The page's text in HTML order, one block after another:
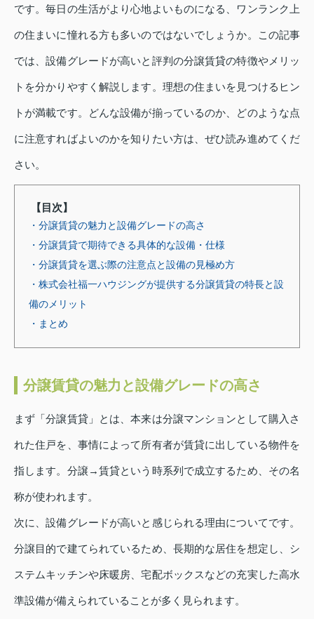
です。毎日の生活がより心地よいものになる、ワンランク上
の住まいに憧れる方も多いのではないでしょうか。この記事
では、設備グレードが高いと評判の分譲賃貸の特徴やメリッ
トを分かりやすく解説します。理想の住まいを見つけるヒン
トが満載です。どんな設備が揃っているのか、どのような点
に注意すればよいのかを知りたい方は、ぜひ読み進めてくだ
さい。
【目次】
・分譲賃貸の魅力と設備グレードの高さ
・分譲賃貸で期待できる具体的な設備・仕様
・分譲賃貸を選ぶ際の注意点と設備の見極め方
・株式会社福一ハウジングが提供する分譲賃貸の特長と設
備のメリット
・まとめ
分譲賃貸の魅力と設備グレードの高さ
まず「分譲賃貸」とは、本来は分譲マンションとして購入さ
れた住戸を、事情によって所有者が賃貸に出している物件を
指します。分譲→賃貸という時系列で成立するため、その名
称が使われます。
次に、設備グレードが高いと感じられる理由についてです。
分譲目的で建てられているため、長期的な居住を想定し、シ
ステムキッチンや床暖房、宅配ボックスなどの充実した高水
準設備が備えられていることが多く見られます。